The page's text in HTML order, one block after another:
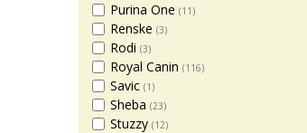
Purina One (11)
Renske (3)
Rodi (3)
Royal Canin (116)
Savic (1)
Sheba (23)
Stuzzy (12)